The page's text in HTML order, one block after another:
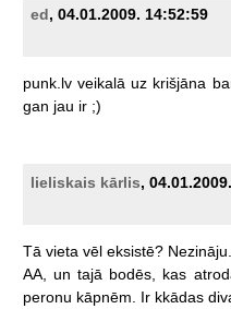
ed, 04.01.2009. 14:52:59
punk.lv veikalā uz krišjāna
gan jau ir ;)
lieliskais kārlis,
Tā vieta vēl eksistē? Nezināju.
AA,
un tajā bodēs, kas
peronu kāpnēm. Ir kkādas